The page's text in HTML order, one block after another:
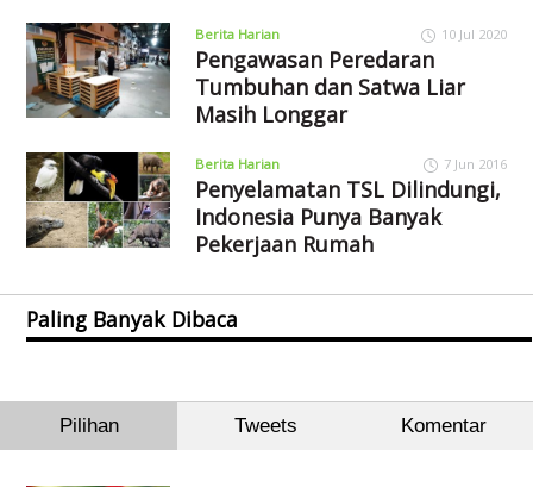
Berita Harian 10 Jul 2020
Pengawasan Peredaran
Tumbuhan dan Satwa Liar
Masih Longgar
Berita Harian 7 Jun 2016
Penyelamatan TSL Dilindungi,
Indonesia Punya Banyak
Pekerjaan Rumah
Paling Banyak Dibaca
Pilihan Tweets Komentar